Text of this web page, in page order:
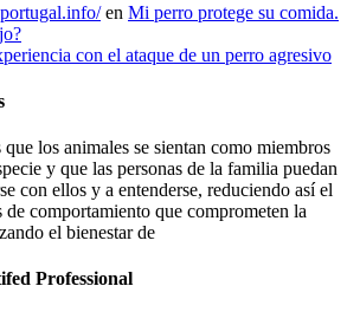
en Mi perro protege su comida.
con el ataque de un perro agresivo
los animales se sientan como miembros
y que las personas de la familia puedan
con ellos y a entenderse, reduciendo así el
de comportamiento que comprometen la
el bienestar de
Professional